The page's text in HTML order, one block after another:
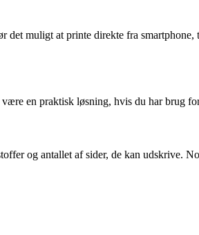
muligt at printe direkte fra
en praktisk løsning, hvis du har brug
og antallet af sider, de kan udskrive.